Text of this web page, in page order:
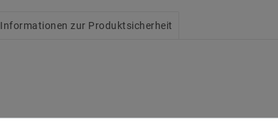
Informationen zur Produktsicherheit